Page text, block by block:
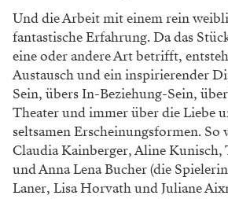
Und die Arbeit mit einem rein
fantastische Erfahrung. Da das
eine oder andere Art betrifft,
Austausch und ein inspirierender
Sein, übers In-Beziehung-Sein,
Theater und immer über die Liebe
seltsamen Erscheinungsformen.
Claudia Kainberger, Aline Kunisch,
und Anna Lena Bucher (die
Laner, Lisa Horvath und Juliane